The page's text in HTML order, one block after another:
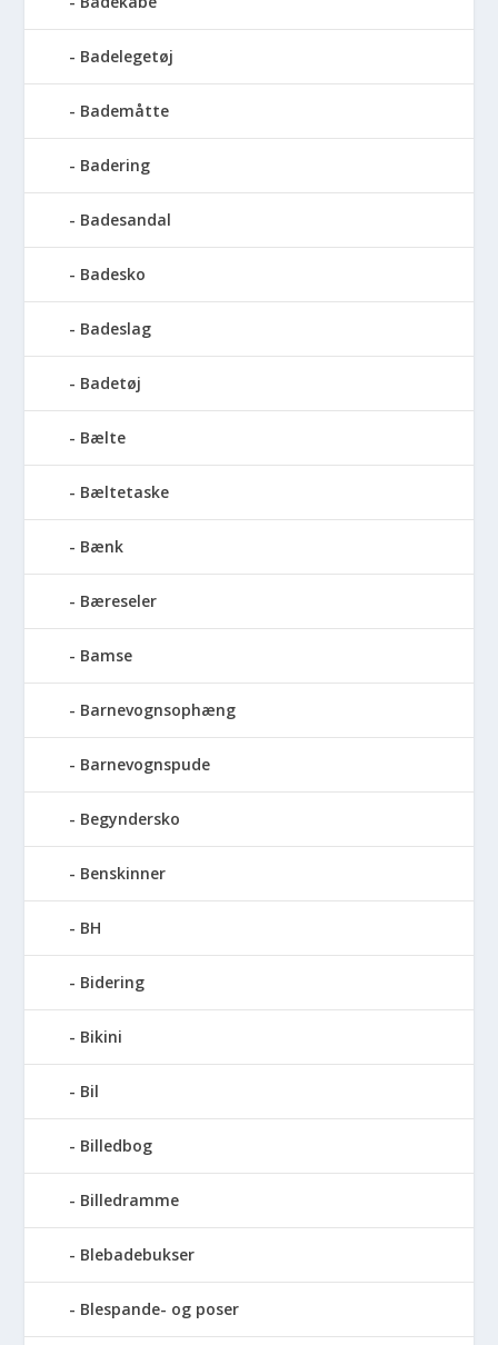
Badelegetøj
Bademåtte
Badering
Badesandal
Badesko
Badeslag
Badetøj
Bælte
Bæltetaske
Bænk
Bæreseler
Bamse
Barnevognsophæng
Barnevognspude
Begyndersko
Benskinner
BH
Bidering
Bikini
Bil
Billedbog
Billedramme
Blebadebukser
Blespande- og poser